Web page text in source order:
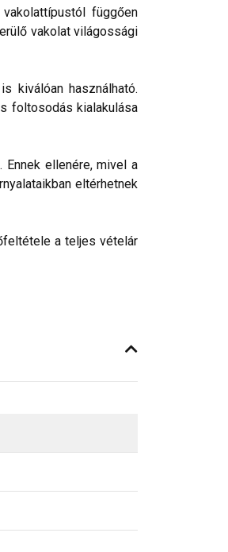
függően
vakolat világossági
kiválóan használható.
foltosodás kialakulása
ellenére, mivel a
eltérhetnek
a teljes vételár